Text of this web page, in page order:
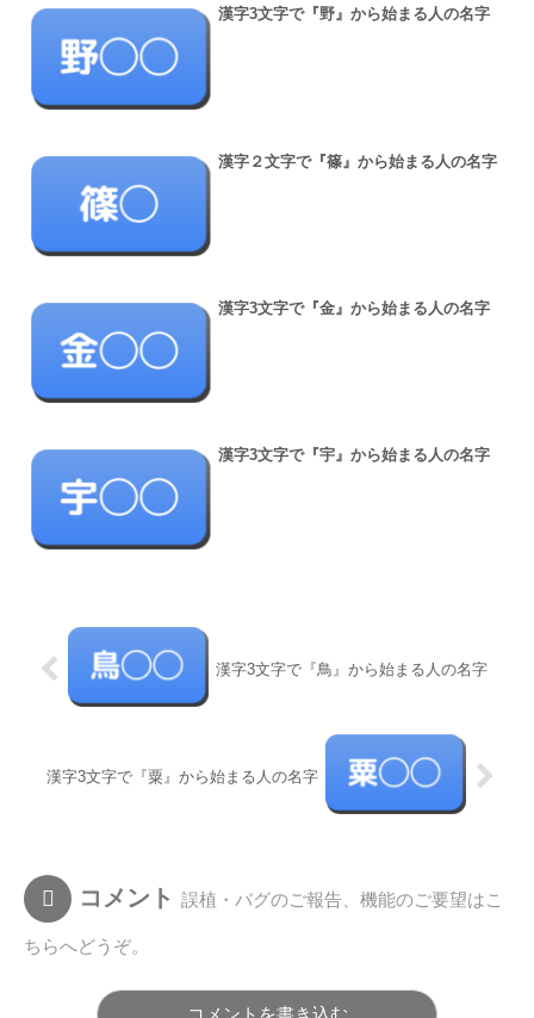
漢字3文字で『野』から始まる人の名字
漢字２文字で『篠』から始まる人の名字
漢字3文字で『金』から始まる人の名字
漢字3文字で『宇』から始まる人の名字
漢字3文字で『鳥』から始まる人の名字
漢字3文字で『粟』から始まる人の名字
コメント 誤植・バグのご報告、機能のご要望はこ
ちらへどうぞ。
コメントを書き込む